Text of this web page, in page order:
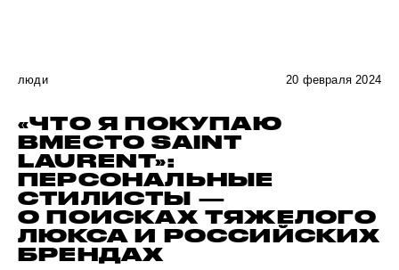
люди 20 февраля 2024
«ЧТО Я ПОКУПАЮ
ВМЕСТО SAINT
LAURENT»:
ПЕРСОНАЛЬНЫЕ
СТИЛИСТЫ —
О ПОИСКАХ ТЯЖЕЛОГО
ЛЮКСА И РОССИЙСКИХ
БРЕНДАХ